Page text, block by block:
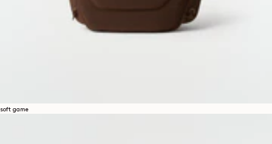
soft game